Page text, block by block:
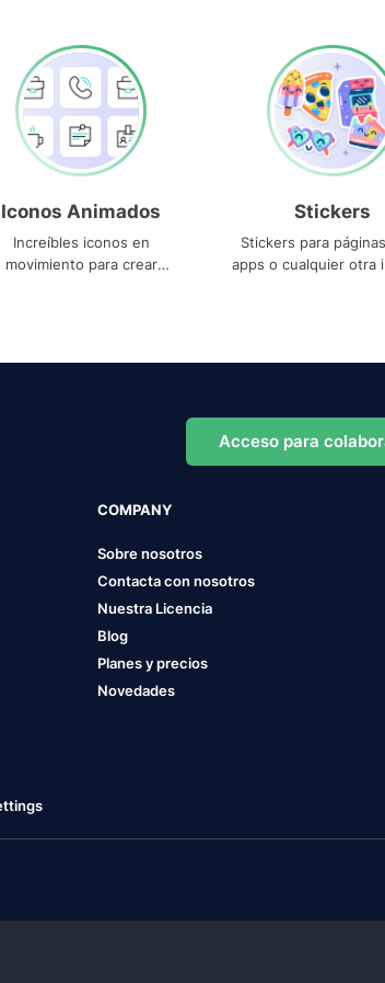
Iconos Animados
Increíbles iconos en
movimiento para crear
Stickers
Stickers para
apps o cualquier otra
Acceso para
COMPANY
Sobre nosotros
Contacta con nosotros
Nuestra Licencia
Blog
Planes y precios
Novedades